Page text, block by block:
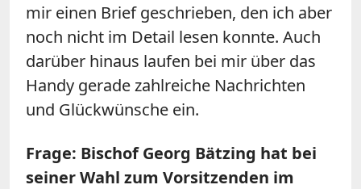
mir einen Brief geschrieben, den ich aber
noch nicht im Detail lesen konnte. Auch
darüber hinaus laufen bei mir über das
Handy gerade zahlreiche Nachrichten
und Glückwünsche ein.
Frage: Bischof Georg Bätzing hat bei
seiner Wahl zum Vorsitzenden im